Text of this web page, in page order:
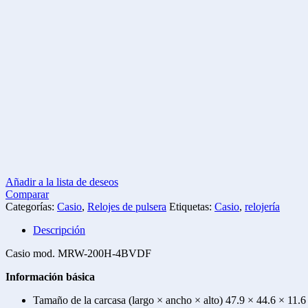
Añadir a la lista de deseos
Comparar
Categorías: Casio, Relojes de pulsera Etiquetas: Casio, relojería
Descripción
Casio mod. MRW-200H-4BVDF
Información básica
Tamaño de la carcasa (largo × ancho × alto) 47.9 × 44.6 × 11.6